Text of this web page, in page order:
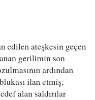
edilen ateşkesin geçen
gerilimin son
ardından
ilan etmiş,
alan saldırılar